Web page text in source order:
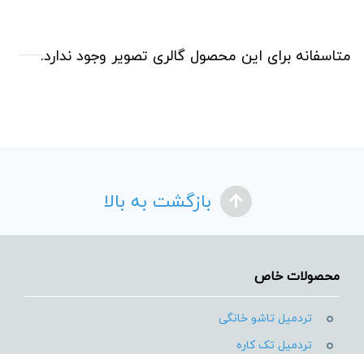
متاسفانه برای این محصول گالری تصویر وجود ندارد.
بازگشت به بالا
محصولات خاص
تردمیل تاشو خانگی
تردمیل تک کاره